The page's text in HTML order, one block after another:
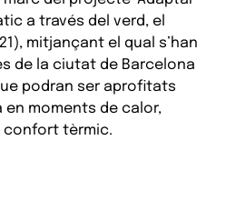
a través del verd, el
mitjançant el qual s’han
de la ciutat de Barcelona
podran ser aprofitats
moments de calor,
confort tèrmic.